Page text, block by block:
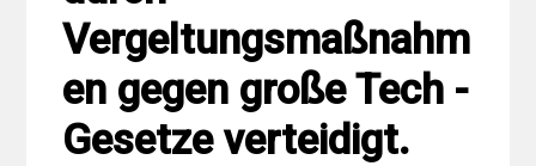
Vergeltungsmaßnahm
en gegen große Tech -
Gesetze verteidigt.